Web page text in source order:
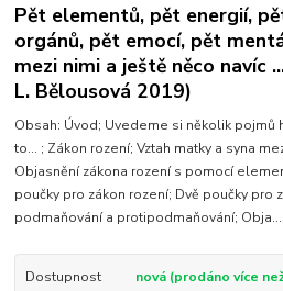
Pět elementů, pět energií,
orgánů, pět emocí, pět
mezi nimi a ještě něco navíc
L. Bělousová 2019)
Obsah: Úvod; Uvedeme si několik pojmů
to... ; Zákon rození; Vztah matky a syna
Objasnění zákona rození s pomocí
poučky pro zákon rození; Dvě poučky pro
podmaňování a protipodmaňování; Obja...
Dostupnost nová (prodáno více